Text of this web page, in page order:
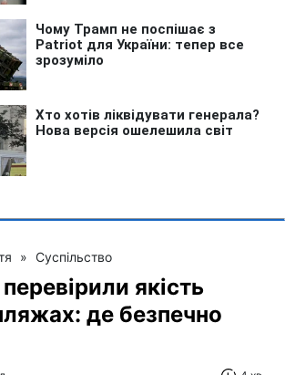
» Суспільство
перевірили якість
де безпечно